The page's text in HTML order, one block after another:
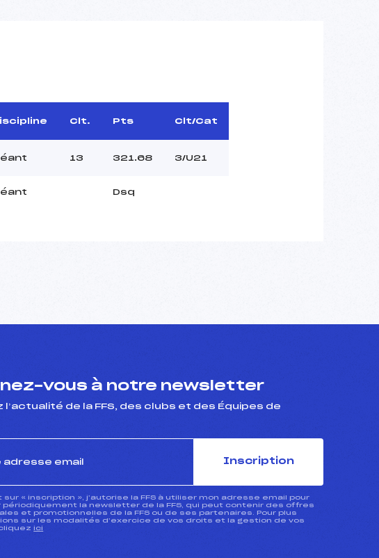
Clt. Pts Clt/Cat
13 321.68 3/U21
Dsq
vous à notre newsletter
l’actualité de la FFS, des clubs et des Équipes de
Inscription
sur « inscription », j’autorise la FFS à utiliser mon adresse email pour
périodiquement la newsletter de la FFS, qui peut contenir des offres
et promotionnelles de la FFS ou de ses partenaires. Pour plus
sur les modalités d’exercice de vos droits et la gestion de vos
ici